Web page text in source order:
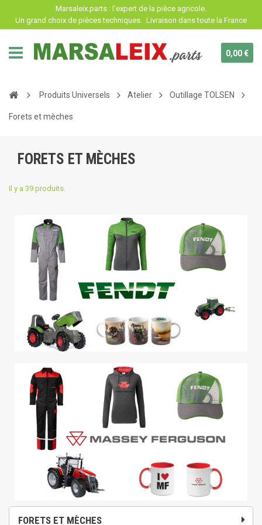
Marsaleix.parts : l'expert de la pièce agricole.
Un grand choix de pièces techniques. Livraison dans toute la France
0,00 €
Produits Universels Atelier Outillage TOLSEN
Forets et mèches
FORETS ET MÈCHES
Il y a 39 produits.
FORETS ET MÈCHES
Panneau de gestion des cookies